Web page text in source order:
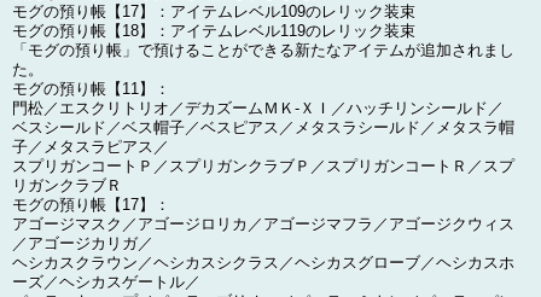
モグの預り帳【17】：アイテムレベル109のレリック装束
モグの預り帳【18】：アイテムレベル119のレリック装束
「モグの預り帳」で預けることができる新たなアイテムが追加されまし
た。
モグの預り帳【11】：
門松／エスクリトリオ／デカズームＭＫ-ＸＩ／ハッチリンシールド／
ベスシールド／ベス帽子／ベスピアス／メタスラシールド／メタスラ帽
子／メタスラピアス／
スプリガンコートＰ／スプリガンクラブＰ／スプリガンコートＲ／スプ
リガンクラブＲ
モグの預り帳【17】：
アゴージマスク／アゴージロリカ／アゴージマフラ／アゴージクウィス
／アゴージカリガ／
ヘシカスクラウン／ヘシカスシクラス／ヘシカスグローブ／ヘシカスホ
ーズ／ヘシカスゲートル／